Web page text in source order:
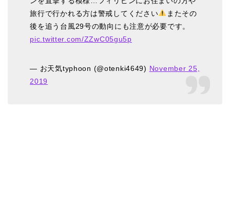
旅行で行かれる方は警戒してください
またその
後を追う台風29号の動向にも注意が必要です。
pic.twitter.com/ZZwC05gu5p
— お天気typhoon (@otenki4649) November 25,
2019